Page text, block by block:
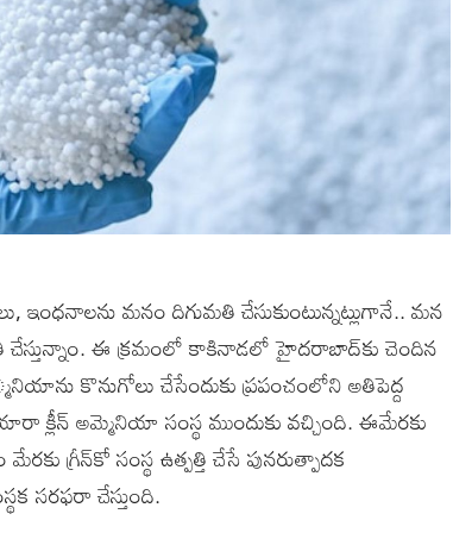
మనం దిగుమతి చేసుకుంటున్నట్లుగానే.. మన
ఈ క్రమంలో కాకినాడలో హైదరాబాద్‌కు చెందిన
కొనుగోలు చేసేందుకు ప్రపంచంలోని అతిపెద్ద
అమ్మెనియా సంస్థ ముందుకు వచ్చింది. ఈమేరకు
గ్రీన్‌కో సంస్థ ఉత్పత్తి చేసే పునరుత్పాదక
సరఫరా చేస్తుంది.